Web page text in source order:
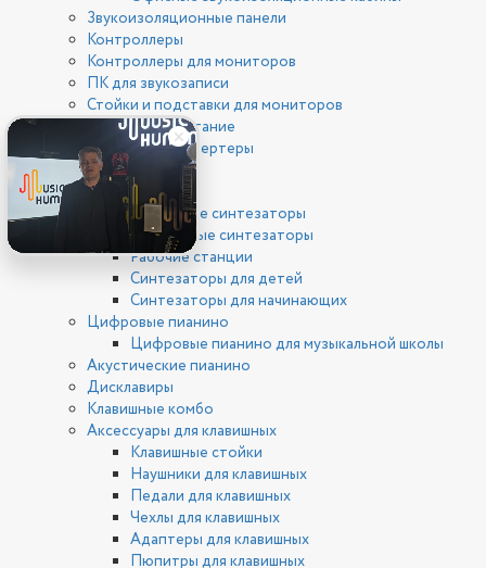
Звукоизоляционные панели
Контроллеры
Контроллеры для мониторов
ПК для звукозаписи
Стойки и подставки для мониторов
Фантомное питание
ЦАП/АЦП конвертеры
Клавишные
Синтезаторы
Цифровые синтезаторы
Аналоговые синтезаторы
Рабочие станции
Синтезаторы для детей
Синтезаторы для начинающих
Цифровые пианино
Цифровые пианино для музыкальной школы
Акустические пианино
Дисклавиры
Клавишные комбо
Аксессуары для клавишных
Клавишные стойки
Наушники для клавишных
Педали для клавишных
Чехлы для клавишных
Адаптеры для клавишных
Пюпитры для клавишных